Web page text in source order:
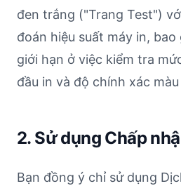
đen trắng ("Trang Test")
đoán hiệu suất máy in,
giới hạn ở việc kiểm tra
đầu in và độ chính xác màu
2. Sử dụng Chấp
Bạn đồng ý chỉ sử dụng